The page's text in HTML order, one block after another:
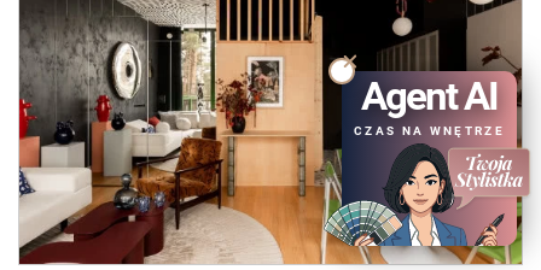
Agent AI
CZAS NA WNĘTRZE